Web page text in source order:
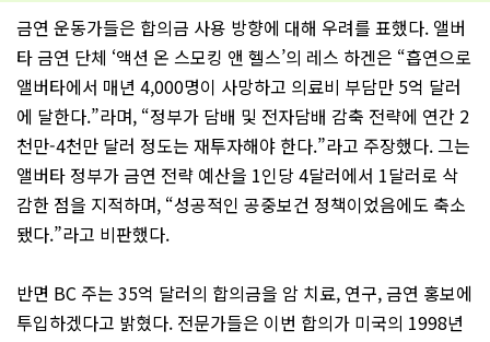
금연 운동가들은 합의금 사용 방향에 대해 우려를 표했다. 앨버
타 금연 단체 ‘액션 온 스모킹 앤 헬스’의 레스 하겐은 “흡연으로
앨버타에서 매년 4,000명이 사망하고 의료비 부담만 5억 달러
에 달한다.”라며, “정부가 담배 및 전자담배 감축 전략에 연간 2
천만-4천만 달러 정도는 재투자해야 한다.”라고 주장했다. 그는
앨버타 정부가 금연 전략 예산을 1인당 4달러에서 1달러로 삭
감한 점을 지적하며, “성공적인 공중보건 정책이었음에도 축소
됐다.”라고 비판했다.
반면 BC 주는 35억 달러의 합의금을 암 치료, 연구, 금연 홍보에
투입하겠다고 밝혔다. 전문가들은 이번 합의가 미국의 1998년